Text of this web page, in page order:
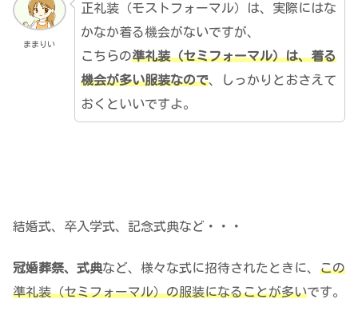
ままりい
正礼装（モストフォーマル）は、実際にはな
かなか着る機会がないですが、
こちらの準礼装（セミフォーマル）は、着る
機会が多い服装なので、しっかりとおさえて
おくといいですよ。
結婚式、卒入学式、記念式典など・・・
冠婚葬祭、式典など、様々な式に招待されたときに、 この
準礼装（セミフォーマル）の服装になることが多いです。